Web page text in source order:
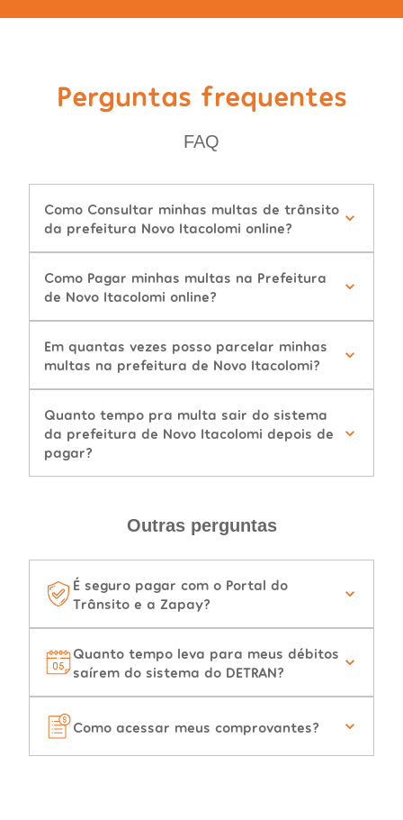
Perguntas frequentes
FAQ
Como Consultar minhas multas de trânsito
da prefeitura Novo Itacolomi online?
Como Pagar minhas multas na Prefeitura
de Novo Itacolomi online?
Em quantas vezes posso parcelar minhas
multas na prefeitura de Novo Itacolomi?
Quanto tempo pra multa sair do sistema
da prefeitura de Novo Itacolomi depois de
pagar?
Outras perguntas
É seguro pagar com o Portal do
Trânsito e a Zapay?
Quanto tempo leva para meus débitos
saírem do sistema do DETRAN?
Como acessar meus comprovantes?